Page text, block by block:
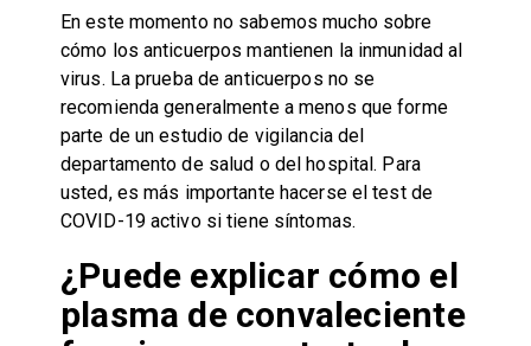
En este momento no sabemos mucho sobre
cómo los anticuerpos mantienen la inmunidad al
virus. La prueba de anticuerpos no se
recomienda generalmente a menos que forme
parte de un estudio de vigilancia del
departamento de salud o del hospital. Para
usted, es más importante hacerse el test de
COVID-19 activo si tiene síntomas.
¿Puede explicar cómo el
plasma de convaleciente